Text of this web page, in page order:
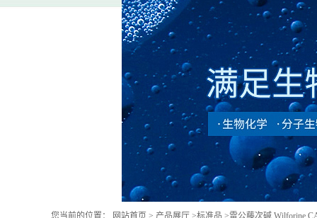
您当前的位置： 网站首页 > 产品展厅 >标准品 >雷公藤次碱 Wilforine